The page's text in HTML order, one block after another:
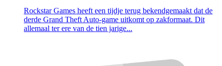
Rockstar Games heeft een tijdje terug bekendgemaakt dat de
derde Grand Theft Auto-game uitkomt op zakformaat. Dit
allemaal ter ere van de tien jarige...